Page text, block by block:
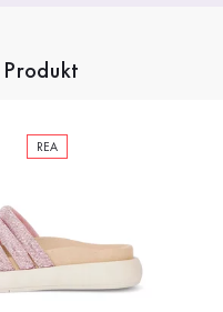
1 Produkt
REA